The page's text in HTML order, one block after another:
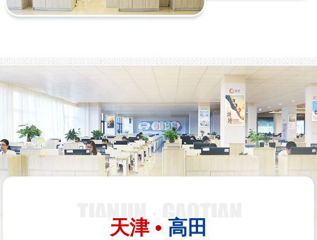
天津 • 高田